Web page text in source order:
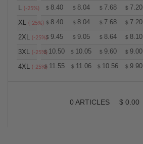
L (-25%) $ 8.40 $ 8.04 $ 7.68 $ 7.20
XL (-25%) $ 8.40 $ 8.04 $ 7.68 $ 7.20
2XL (-25%)$ 9.45 $ 9.05 $ 8.64 $ 8.10
3XL (-25%)$ 10.50 $ 10.05 $ 9.60 $ 9.00
4XL (-25%)
$ 11.55 $ 11.06 $ 10.56 $ 9.90
0 ARTICLES $ 0.00